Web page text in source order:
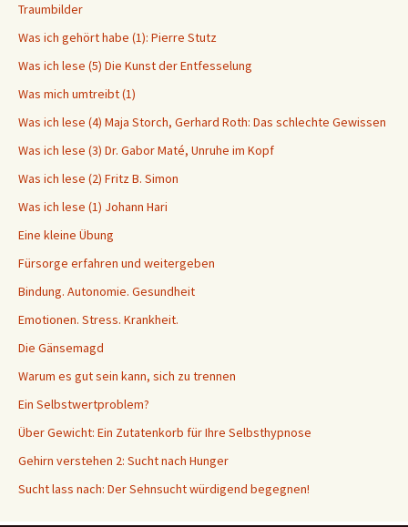
Traumbilder
Was ich gehört habe (1): Pierre Stutz
Was ich lese (5) Die Kunst der Entfesselung
Was mich umtreibt (1)
Was ich lese (4) Maja Storch, Gerhard Roth: Das schlechte Gewissen
Was ich lese (3) Dr. Gabor Maté, Unruhe im Kopf
Was ich lese (2) Fritz B. Simon
Was ich lese (1) Johann Hari
Eine kleine Übung
Fürsorge erfahren und weitergeben
Bindung. Autonomie. Gesundheit
Emotionen. Stress. Krankheit.
Die Gänsemagd
Warum es gut sein kann, sich zu trennen
Ein Selbstwertproblem?
Über Gewicht: Ein Zutatenkorb für Ihre Selbsthypnose
Gehirn verstehen 2: Sucht nach Hunger
Sucht lass nach: Der Sehnsucht würdigend begegnen!